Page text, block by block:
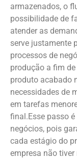
armazenados, o
possibilidade de
atender as
serve justamente
processos de
produção a fim
produto acabado
necessidades de
em tarefas
final.Esse passo
negócios, pois
cada estágio do
empresa não